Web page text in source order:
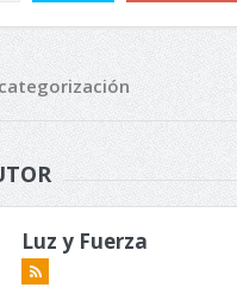
Luz y Fuerza